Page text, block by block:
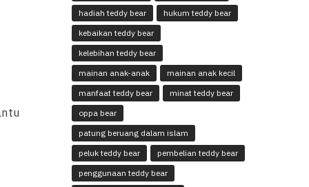
hadiah teddy bear
hukum teddy bear
kebaikan teddy bear
kelebihan teddy bear
mainan anak-anak
mainan anak kecil
manfaat teddy bear
minat teddy bear
oppa bear
patung beruang dalam islam
peluk teddy bear
pembelian teddy bear
penggunaan teddy bear